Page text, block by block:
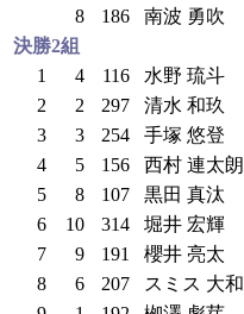
8
186 南波 勇吹
決勝2組
1
4 116 水野 琉斗
2
2 297 清水 和玖
3
3 254 手塚 悠登
4
5 156 西村 連太朗
5
8 107 黒田 真汰
6
10 314 堀井 宏輝
7
9 191 櫻井 亮太
8
6 207 スミス 大和